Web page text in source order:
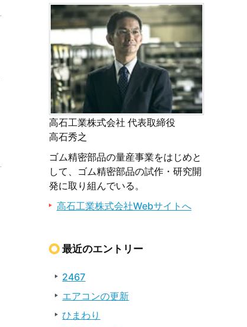
高石工業株式会社 代表取締役
高石秀之
ゴム精密部品の量産事業をはじめと
して、ゴム精密部品の試作・研究開
発に取り組んでいる。
高石工業株式会社Webサイトへ
最近のエントリー
2467
エアコンの更新
ひまわり